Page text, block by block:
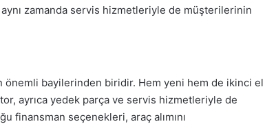
aynı zamanda servis hizmetleriyle de müşterilerinin
önemli bayilerinden biridir. Hem yeni hem de ikinci el
ayrıca yedek parça ve servis hizmetleriyle de
finansman seçenekleri, araç alımını